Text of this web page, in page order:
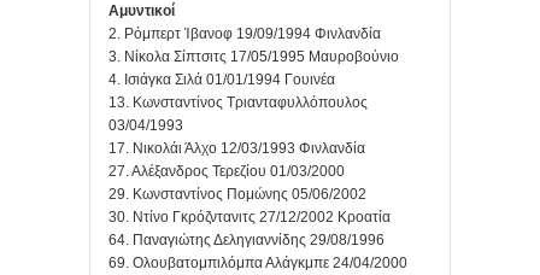
Αμυντικοί
2. Ρόμπερτ Ίβανοφ 19/09/1994 Φινλανδία
3. Νίκολα Σίπτσιτς 17/05/1995 Μαυροβούνιο
4. Ισιάγκα Σιλά 01/01/1994 Γουινέα
13. Κωνσταντίνος Τριανταφυλλόπουλος
03/04/1993
17. Νικολάι Άλχο 12/03/1993 Φινλανδία
27. Αλέξανδρος Τερεζίου 01/03/2000
29. Κωνσταντίνος Πομώνης 05/06/2002
30. Ντίνο Γκρόζντανιτς 27/12/2002 Κροατία
64. Παναγιώτης Δεληγιαννίδης 29/08/1996
69. Ολουβατομπιλόμπα Αλάγκμπε 24/04/2000